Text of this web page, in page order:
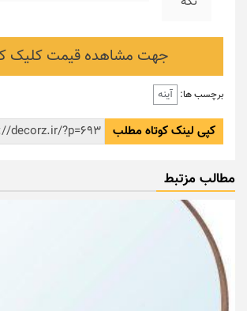
جهت مشاهده قیمت کلیک
برچسب ها: آینه
کپی لینک کوتاه مطلب
مطالب مزتبط